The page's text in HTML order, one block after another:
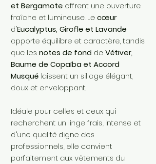
et Bergamote offrent une ouverture
fraîche et lumineuse. Le cœur
d'Eucalyptus, Girofle et Lavande
apporte équilibre et caractère, tandis
que les notes de fond de Vétiver,
Baume de Copaïba et Accord
Musqué laissent un sillage élégant,
doux et enveloppant.
Idéale pour celles et ceux qui
recherchent un linge frais, intense et
d'une qualité digne des
professionnels, elle convient
parfaitement aux vêtements du